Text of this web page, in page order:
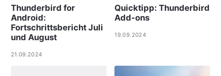
Thunderbird for
Android:
Fortschrittsbericht Juli
und August
21.09.2024
Quicktipp: Thunderbird
Add-ons
19.09.2024